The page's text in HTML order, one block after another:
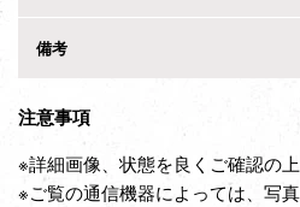
備考
注意事項
※詳細画像、状態を良くご確認の上
※ご覧の通信機器によっては、写